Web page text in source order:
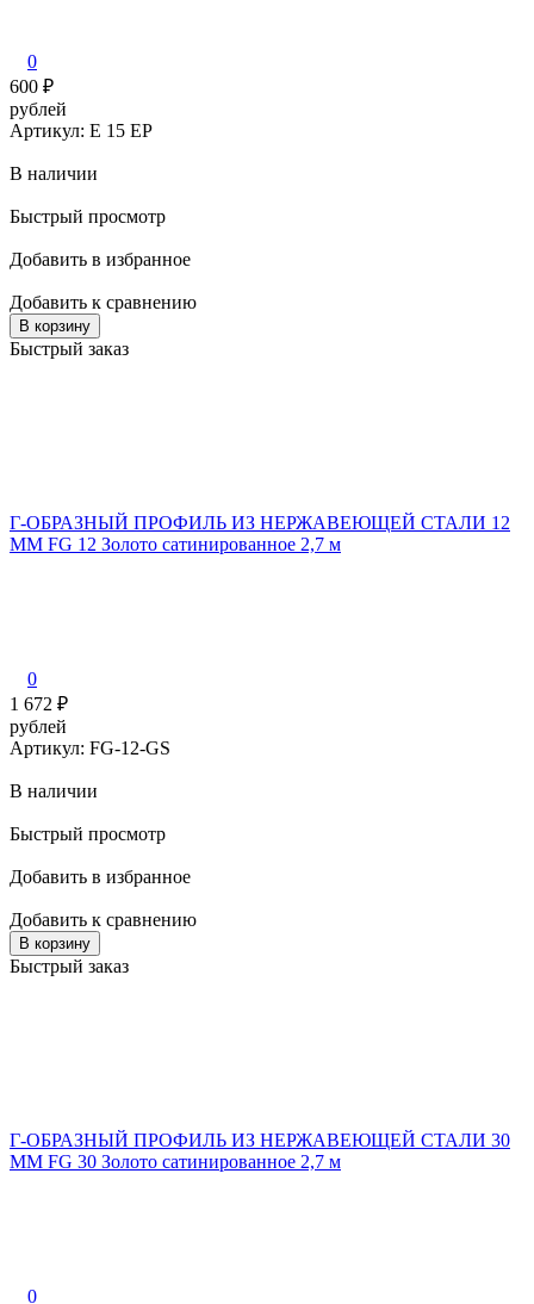
0
600 ₽
рублей
Артикул: E 15 EP
В наличии
Быстрый просмотр
Добавить в избранное
Добавить к сравнению
В корзину
Быстрый заказ
Г-ОБРАЗНЫЙ ПРОФИЛЬ ИЗ НЕРЖАВЕЮЩЕЙ СТАЛИ 12
ММ FG 12 Золото сатинированное 2,7 м
0
1 672 ₽
рублей
Артикул: FG-12-GS
В наличии
Быстрый просмотр
Добавить в избранное
Добавить к сравнению
В корзину
Быстрый заказ
Г-ОБРАЗНЫЙ ПРОФИЛЬ ИЗ НЕРЖАВЕЮЩЕЙ СТАЛИ 30
ММ FG 30 Золото сатинированное 2,7 м
0